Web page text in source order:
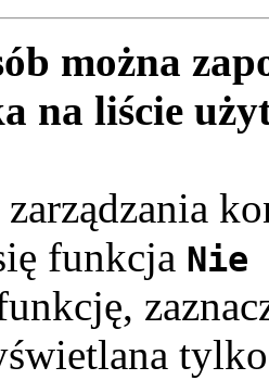
można
na liście
funkcja Nie